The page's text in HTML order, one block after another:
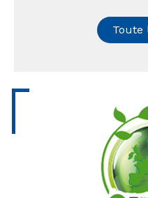
Toute